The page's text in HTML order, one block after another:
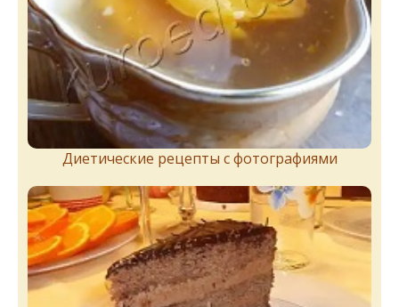
Диетические рецепты с фотографиями